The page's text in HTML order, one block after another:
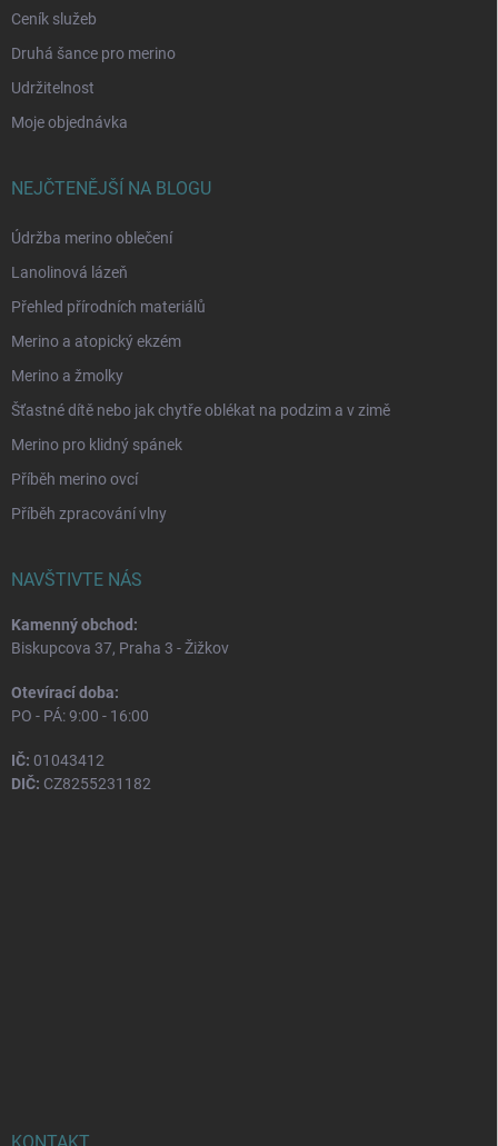
Ceník služeb
Druhá šance pro merino
Udržitelnost
Moje objednávka
NEJČTENĚJŠÍ NA BLOGU
Údržba merino oblečení
Lanolinová lázeň
Přehled přírodních materiálů
Merino a atopický ekzém
Merino a žmolky
Šťastné dítě nebo jak chytře oblékat na podzim a v zimě
Merino pro klidný spánek
Příběh merino ovcí
Příběh zpracování vlny
NAVŠTIVTE NÁS
Kamenný obchod:
Biskupcova 37, Praha 3 - Žižkov
Otevírací doba:
PO - PÁ: 9:00 - 16:00
IČ: 01043412
DIČ: CZ8255231182
KONTAKT